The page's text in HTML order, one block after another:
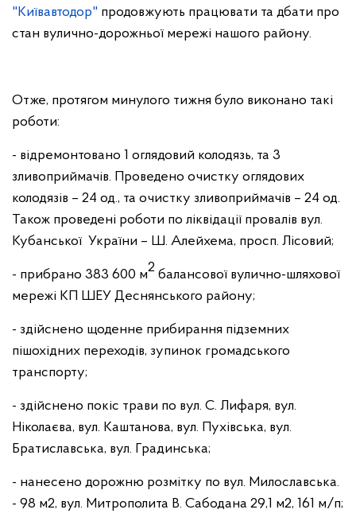
"Київавтодор" продовжують працювати та дбати про
стан вулично-дорожньої мережі нашого району.
Отже, протягом минулого тижня було виконано такі
роботи:
- відремонтовано 1 оглядовий колодязь, та 3
зливоприймачів. Проведено очистку оглядових
колодязів – 24 од., та очистку зливоприймачів – 24 од.
Також проведені роботи по ліквідації провалів вул.
Кубанської України – Ш. Алейхема, просп. Лісовий;
- прибрано 383 600 м2 балансової вулично-шляхової
мережі КП ШЕУ Деснянського району;
- здійснено щоденне прибирання підземних
пішохідних переходів, зупинок громадського
транспорту;
- здійснено покіс трави по вул. С. Лифаря, вул.
Ніколаєва, вул. Каштанова, вул. Пухівська, вул.
Братиславська, вул. Градинська;
- нанесено дорожню розмітку по вул. Милославська.
- 98 м2, вул. Митрополита В. Сабодана 29,1 м2, 161 м/п;